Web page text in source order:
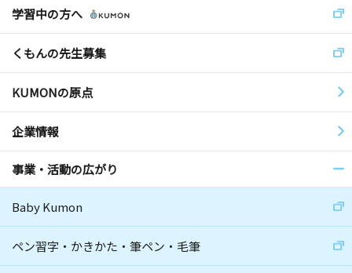
学習中の方へ
くもんの先生募集
KUMONの原点
企業情報
事業・活動の広がり
Baby Kumon
ペン習字・かきかた・筆ペン・毛筆